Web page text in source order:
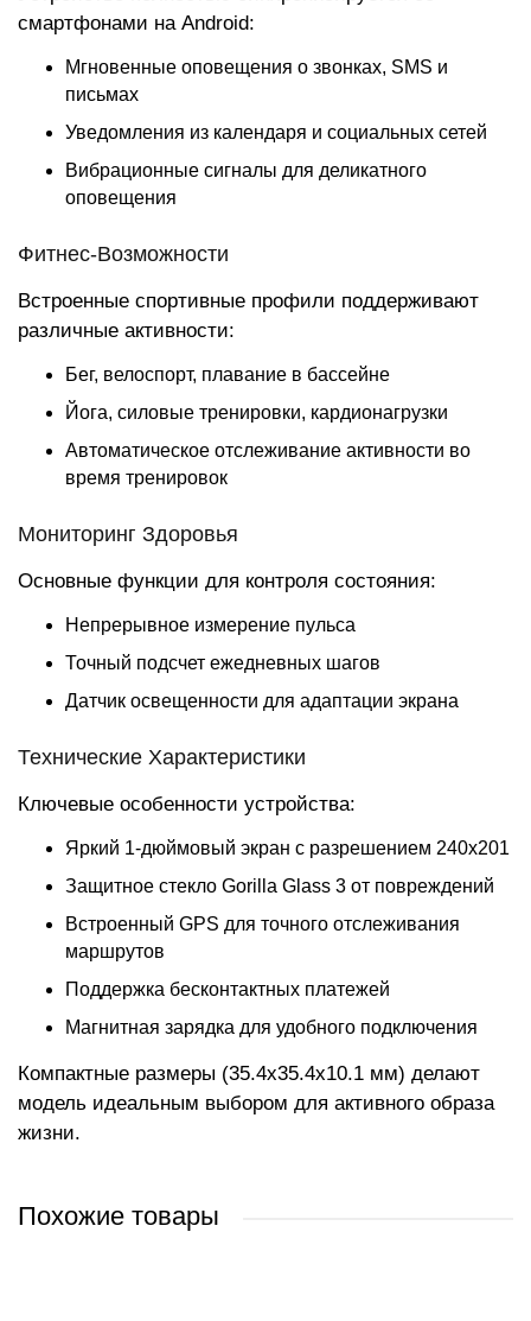
смартфонами на Android:
Мгновенные оповещения о звонках, SMS и
письмах
Уведомления из календаря и социальных сетей
Вибрационные сигналы для деликатного
оповещения
Фитнес-Возможности
Встроенные спортивные профили поддерживают
различные активности:
Бег, велоспорт, плавание в бассейне
Йога, силовые тренировки, кардионагрузки
Автоматическое отслеживание активности во
время тренировок
Мониторинг Здоровья
Основные функции для контроля состояния:
Непрерывное измерение пульса
Точный подсчет ежедневных шагов
Датчик освещенности для адаптации экрана
Технические Характеристики
Ключевые особенности устройства:
Яркий 1-дюймовый экран с разрешением 240x201
Защитное стекло Gorilla Glass 3 от повреждений
Встроенный GPS для точного отслеживания
маршрутов
Поддержка бесконтактных платежей
Магнитная зарядка для удобного подключения
Компактные размеры (35.4x35.4x10.1 мм) делают
модель идеальным выбором для активного образа
жизни.
Похожие товары